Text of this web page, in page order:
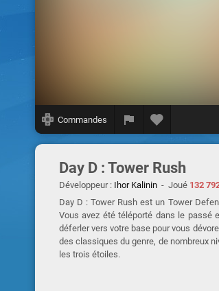
Commandes
Day D : Tower Rush
Développeur : Ihor Kalinin- Joué 132
Day D : Tower Rush est un Tower
Vous avez été téléporté dans le passé
déferler vers votre base pour vous
des classiques du genre, de nombreux
les trois étoiles.